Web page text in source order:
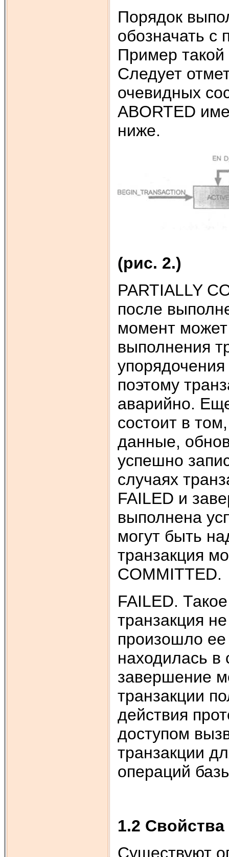
Порядок
обозначать
Пример
Следует
очевидных
ABORTED
ниже.
(рис. 2.)
PARTIALLY
после
момент может
выполнения
поэтому
аварийно.
состоит в
данные,
успешно
случаях
FAILED и
выполнена
могут быть
транзакция
COMMITTED.
FAILED.
транзакция
произошло
находилась в
завершение
транзакции
действия
доступом
транзакции
операций
1.2 Свойства
Существуют